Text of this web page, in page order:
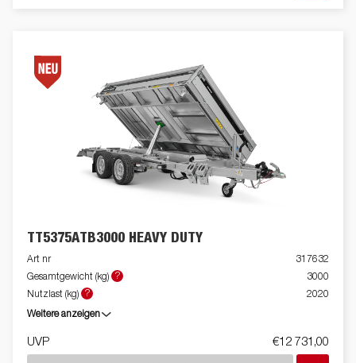
TT5375ATB3000 HEAVY DUTY
Art nr
317632
Gesamtgewicht (kg)
?
3000
Nutzlast (kg)
? 2020
Weitere anzeigen
UVP €12 731,00